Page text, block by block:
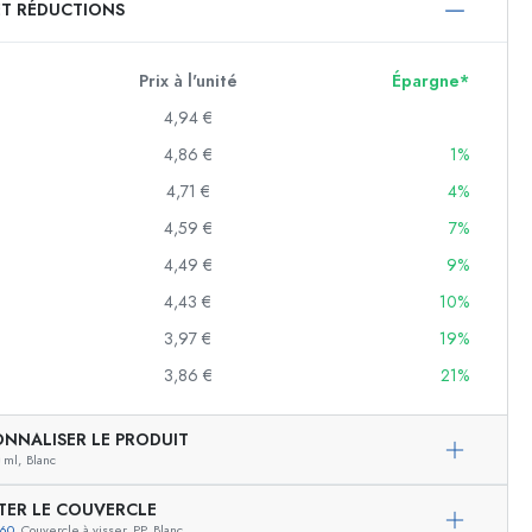
ml
ml
RÉDUCTIONS
Prix à l'unité
Épargne*
4,94 €
4,86 €
1%
4,71 €
4%
4,59 €
7%
4,49 €
9%
4,43 €
10%
3,97 €
19%
3,86 € 21%
LE PRODUIT
ml, Blanc
LE COUVERCLE